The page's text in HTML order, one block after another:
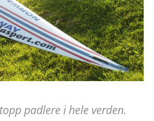
padlere i hele verden.